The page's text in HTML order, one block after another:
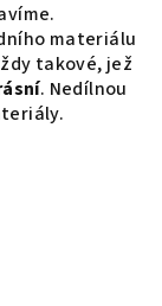
materiálu
takové, jež
. Nedílnou